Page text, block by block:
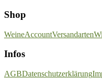
Shop
WeineAccountVersandarten
Infos
AGBDatenschutzerklärung